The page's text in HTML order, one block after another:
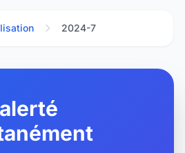
2024-7